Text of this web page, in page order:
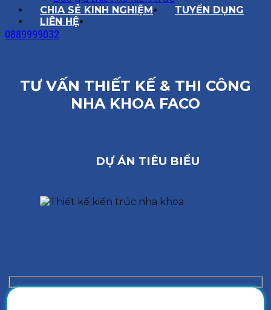
CHIA SẺ KINH NGHIỆM
TUYỂN DỤNG
LIÊN HỆ
0889999032
TƯ VẤN THIẾT KẾ & THI CÔNG
NHA KHOA FACO
DỰ ÁN TIÊU BIỂU